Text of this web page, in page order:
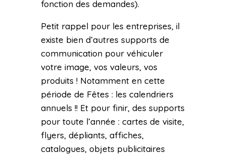
fonction des demandes).
Petit rappel pour les entreprises, il
existe bien d’autres supports de
communication pour véhiculer
votre image, vos valeurs, vos
produits ! Notamment en cette
période de Fêtes : les calendriers
annuels !! Et pour finir, des supports
pour toute l’année : cartes de visite,
flyers, dépliants, affiches,
catalogues, objets publicitaires